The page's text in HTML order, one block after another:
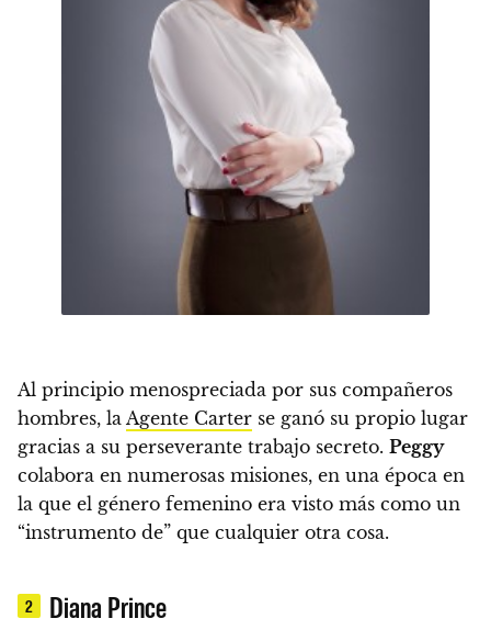
Al principio menospreciada por sus compañeros
hombres, la Agente Carter se ganó su propio lugar
gracias a su perseverante trabajo secreto. Peggy
colabora en numerosas misiones, en una época en
la que el género femenino era visto más como un
“instrumento de” que cualquier otra cosa.
2 Diana Prince